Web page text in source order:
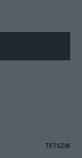
TETSZIK